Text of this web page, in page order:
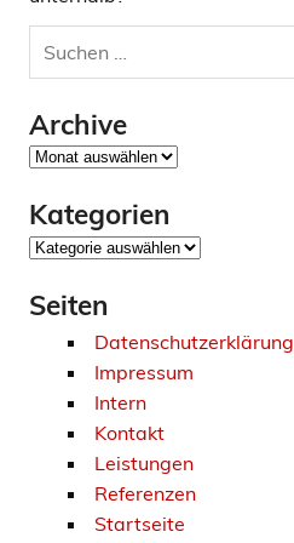
Archive
Archive
Kategorien
Kategorien
Seiten
Datenschutzerklärung
Impressum
Intern
Kontakt
Leistungen
Referenzen
Startseite